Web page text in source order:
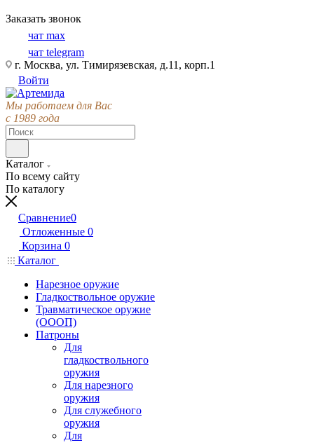
Заказать звонок
чат max
чат telegram
г. Москва, ул. Тимирязевская, д.11, корп.1
Войти
Мы работаем для Вас
с 1989 года
Каталог
По всему сайту
По каталогу
Сравнение0
Отложенные 0
Корзина 0
Каталог
Нарезное оружие
Гладкоствольное оружие
Травматическое оружие
(ОООП)
Патроны
Для
гладкоствольного
оружия
Для нарезного
оружия
Для служебного
оружия
Для